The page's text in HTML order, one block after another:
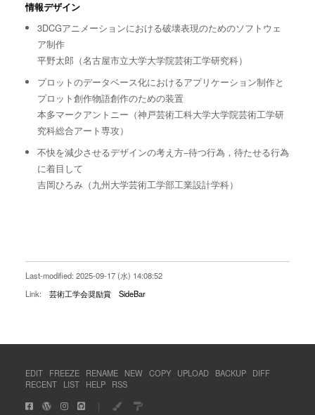
情報デザイン
3DCGアニメーションにおける破壊表現のためのソフトウェ
ア制作
平野太郎（名古屋市立大学大学院芸術工学研究科）
プロットのデータベース化におけるアプリケーション制作と
プロット創作物語創作のための装置
本多マークアントニー（神戸芸術工科大学大学院芸術工学研
究科総合アート専攻）
不快を減少させるデザインの考え方−待つ行為，待たせる行為
に着目して
吉岡ひろみ（九州大学芸術工学部工業設計学科）
Last-modified: 2025-09-17 (水) 14:08:52
Link:
芸術工学会奨励賞 SideBar
EDIT FREEZE RENAME NEW COPY UPLOAD BACKUP
DIFF
RECENT
LIST HELP RSS
｜